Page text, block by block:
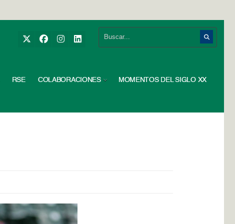
RSE COLABORACIONES MOMENTOS DEL SIGLO XX